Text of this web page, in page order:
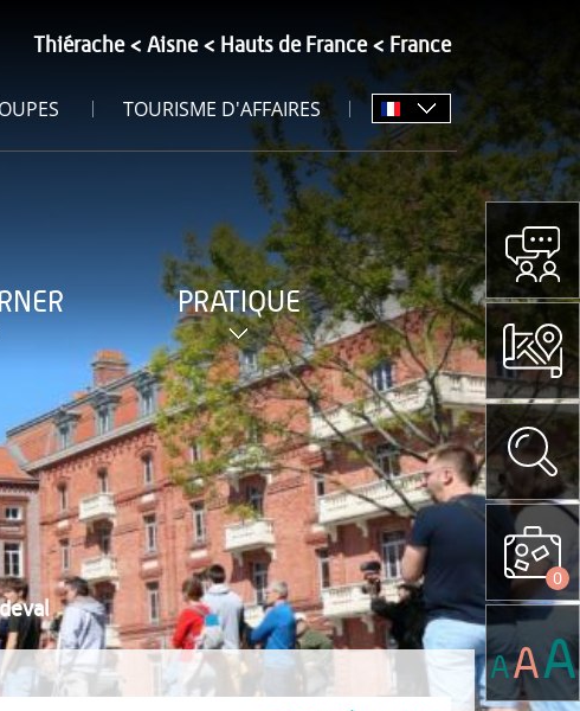
Thiérache Aisne Hauts de France France
TOURISME D'AFFAIRES
PRATIQUE
0
AAA